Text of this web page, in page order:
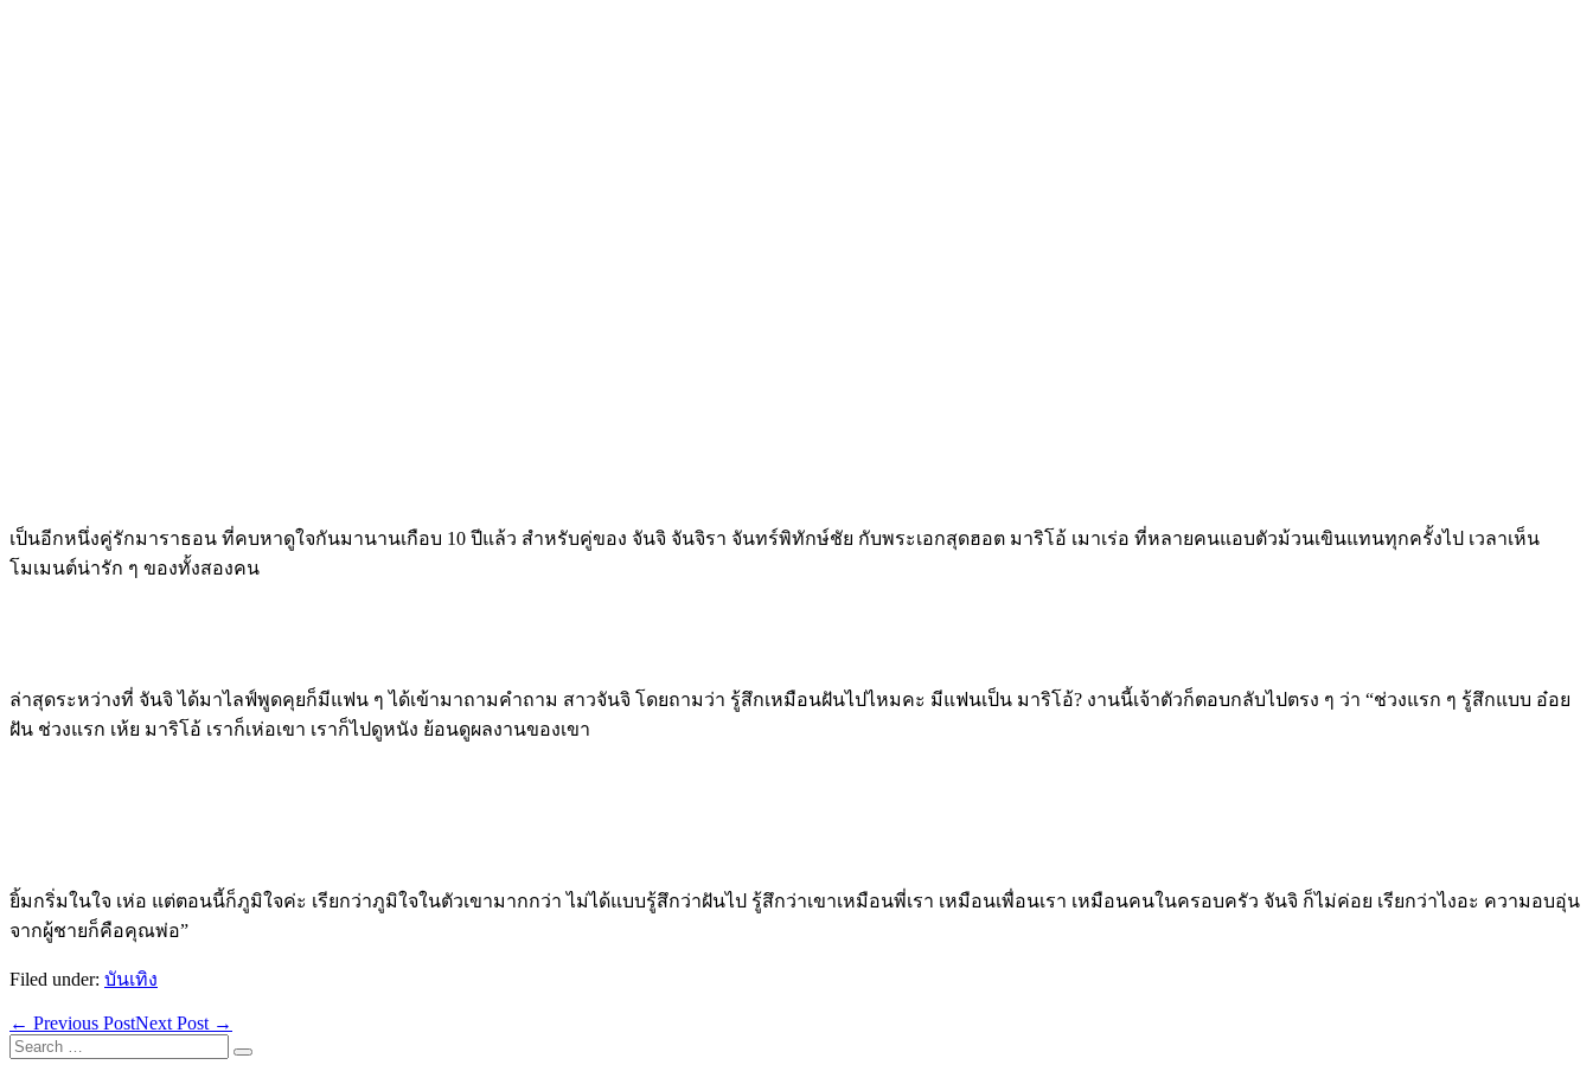
เป็นอีกหนึ่งคู่รักมาราธอน ที่คบหาดูใจกันมานานเกือบ 10 ปีแล้ว สำหรับคู่ของ จันจิ จันจิรา จันทร์พิทักษ์ชัย กับพระเอกสุดฮอต มาริโอ้ เมาเร่อ ที่หลายคนแอบตัวม้วนเขินแทนทุกครั้งไป เวลาเห็น
โมเมนต์น่ารัก ๆ ของทั้งสองคน
ล่าสุดระหว่างที่ จันจิ ได้มาไลฟ์พูดคุยก็มีแฟน ๆ ได้เข้ามาถามคำถาม สาวจันจิ โดยถามว่า รู้สึกเหมือนฝันไปไหมคะ มีแฟนเป็น มาริโอ้? งานนี้เจ้าตัวก็ตอบกลับไปตรง ๆ ว่า “ช่วงแรก ๆ รู้สึกแบบ อ๋อย
ฝัน ช่วงแรก เห้ย มาริโอ้ เราก็เห่อเขา เราก็ไปดูหนัง ย้อนดูผลงานของเขา
ยิ้มกริ่มในใจ เห่อ แต่ตอนนี้ก็ภูมิใจค่ะ เรียกว่าภูมิใจในตัวเขามากกว่า ไม่ได้แบบรู้สึกว่าฝันไป รู้สึกว่าเขาเหมือนพี่เรา เหมือนเพื่อนเรา เหมือนคนในครอบครัว จันจิ ก็ไม่ค่อย เรียกว่าไงอะ ความอบอุ่น
จากผู้ชายก็คือคุณพ่อ”
Filed under: บันเทิง
Post
Navigation
← Previous PostNext Post →
Search
for: